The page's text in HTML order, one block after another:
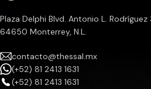
Plaza Delphi Blvd. Antonio L.
64650 Monterrey, N.L.
contacto@thessal.mx
(+52) 81 2413 1631
(+52) 81 2413 1631